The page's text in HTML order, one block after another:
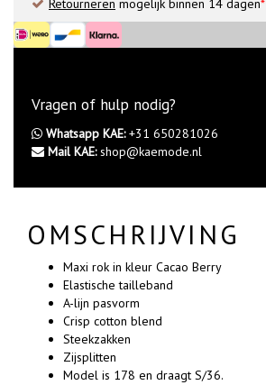
OMSCHRIJVING
Maxi rok in kleur Cacao Berry
Elastische tailleband
A-lijn pasvorm
Crisp cotton blend
Steekzakken
Zijsplitten
Model is 178 en draagt S/36.
Retourneren mogelijk binnen 14 dagen*
Vragen of hulp nodig?
Whatsapp KAE:+31 650281026
Mail KAE:shop@kaemode.nl